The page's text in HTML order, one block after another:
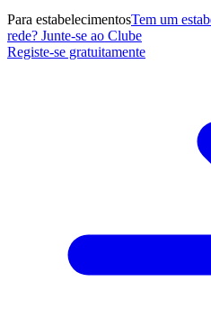
Para estabelecimentosTem um
rede? Junte-se ao Clube
Registe-se gratuitamente